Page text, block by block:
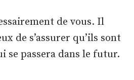
de vous. Il
de s’assurer qu’ils sont
se passera dans le futur.